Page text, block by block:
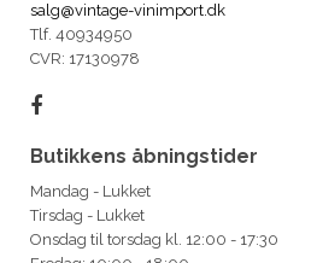
salg@vintage-vinimport.dk
Tlf. 40934950
CVR: 17130978
Butikkens åbningstider
Mandag - Lukket
Tirsdag - Lukket
Onsdag til torsdag kl. 12:00 - 17:30